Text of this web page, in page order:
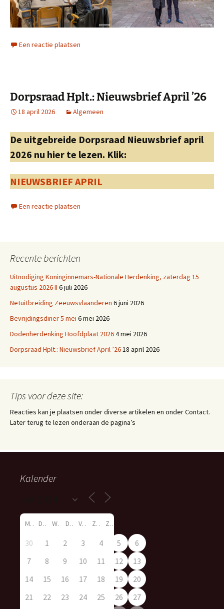
Een reactie plaatsen
Dorpsraad Hplt.: Nieuwsbrief April ’26
18 april 2026 Algemeen
De uitgebreide Dorpsraad Nieuwsbrief april
2026 nu hier te lezen. Klik:
NIEUWSBRIEF APRIL
Een reactie plaatsen
Recente berichten
Uitnodiging Koninginnemars-Nationale Herdenking, zaterdag 15
augustus 2026 II 6 juli 2026
Netuitbreiding Zeeuwsvlaanderen 6 juni 2026
Bevrijdingsdiner 5 mei 6 mei 2026
Dodenherdenking Hoofdplaat 20264 mei 2026
Dorpsraad Hplt.: Nieuwsbrief April ’2618 april 2026
Tips voor deze site:
Reacties kan je plaatsen onder diverse artikelen en onder Contact.
Later terug te lezen onderaan de pagina’s
Kalender
M D W D V Z Z
30 1 2 3 4 5
6
7
8 9 10 11 12
13
14
15 16 17 18 19
20
21
22 23 24 25 26 27